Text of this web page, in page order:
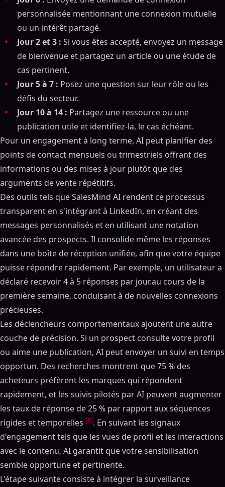
personnalisée mentionnant une connexion mutuelle
ou un intérêt partagé.
Jour 2 et 3 : Si vous êtes accepté, envoyez un message
de bienvenue et partagez un article ou une étude de
cas pertinent.
Jour 5 à 7 : Posez une question sur leur rôle ou les
défis du secteur.
Jour 10 à 14 : Partagez une ressource ou une
publication utile et identifiez-la, le cas échéant.
Pour un engagement à long terme, AI peut planifier des
points de contact mensuels ou trimestriels offrant des
informations ou des mises à jour plutôt que des
arguments de vente répétitifs.
Des outils tels que SalesMind AI rendent ce processus
transparent en s'intégrant à LinkedIn, en créant des
messages personnalisés et en utilisant une notation
avancée des prospects. Il consolide même les réponses
dans une boîte de réception unifiée, afin que votre équipe
puisse répondre rapidement. Par exemple, un utilisateur a
déclaré recevoir 4 à 5 réponses par jour.au cours de la
première semaine, conduisant à de nouvelles connexions
précieuses.
Les déclencheurs comportementaux ajoutent une autre
couche de précision. Si un prospect consulte votre profil
ou aime une publication, AI peut envoyer un suivi en temps
opportun. Des recherches montrent que 75 % des
acheteurs préfèrent les marques qui répondent
rapidement, et les suivis pilotés par AI peuvent augmenter
les taux de réponse de 25 % par rapport aux séquences
rigides et temporelles [3]. En suivant les signaux
d'engagement tels que les vues de profil et les interactions
avec le contenu, AI garantit que votre sensibilisation
semble opportune et pertinente.
L'étape suivante consiste à intégrer la surveillance